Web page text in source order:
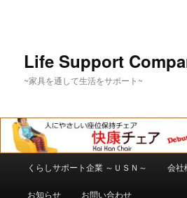
動
Life Support
~家具を通して生活をサポート~
くらしサポート企業 ～ＵＳＮ～ 会社
お知らせ お問い合わせ